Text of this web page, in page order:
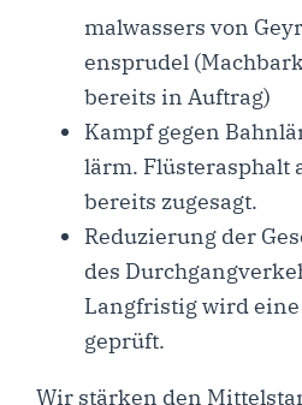
mal­was­sers von
en­spru­del
bereits in Auftrag)
Kampf gegen
lärm. Flüs­ter­asphalt
bereits zugesagt.
Redu­zie­rung der
des
Lang­fris­tig wird
geprüft.
Wir stär­ken den